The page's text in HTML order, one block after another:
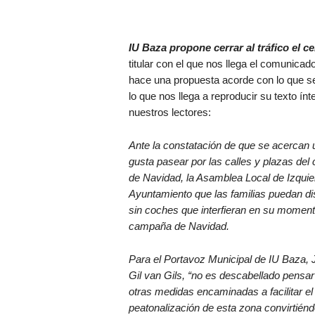
IU Baza propone cerrar al tráfico el
titular con el que nos llega el
hace una propuesta acorde con lo que
lo que nos llega a reproducir su texto
nuestros lectores:
Ante la constatación de que se
gusta pasear por las calles y plazas del
de Navidad, la Asamblea Local de
Ayuntamiento que las familias puedan
sin coches que interfieran en su
campaña de Navidad.
Para el Portavoz Municipal de IU Baza,
Gil van Gils, “no es descabellado
otras medidas encaminadas a facilitar
peatonalización de esta zona